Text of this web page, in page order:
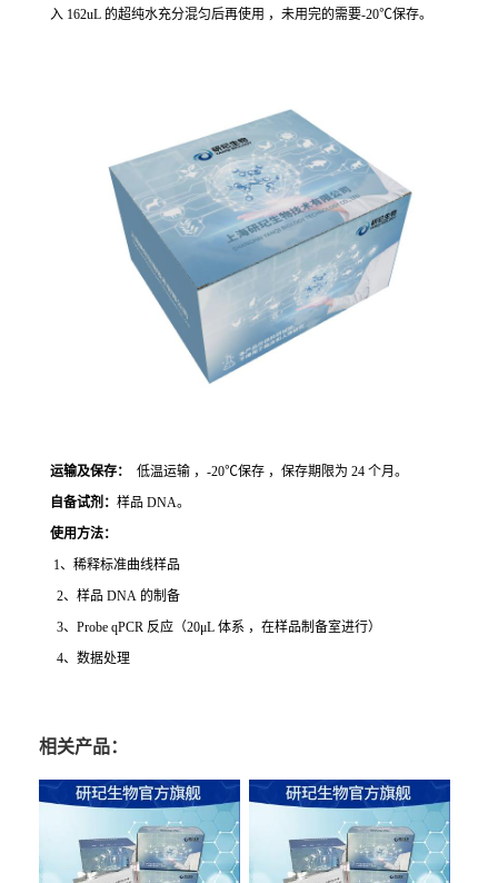
入 162uL 的超纯水充分混匀后再使用 ，未用完的需要-20℃保存。
运输及保存：
低温运输 ，-20℃保存 ，保存期限为 24 个月。
自备试剂： 样品 DNA。
使用方法：
1、稀释标准曲线样品
2、样品 DNA 的制备
3、Probe qPCR 反应（20μL 体系 ，在样品制备室进行）
4、数据处理
相关产品：